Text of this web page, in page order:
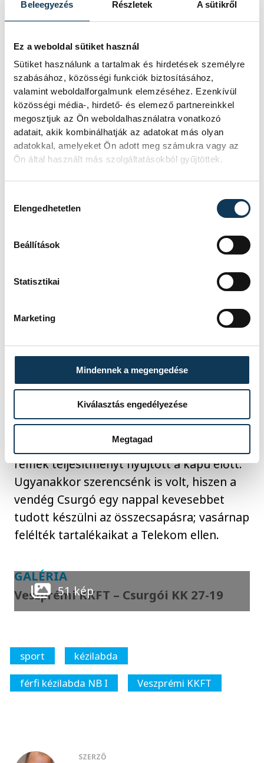
Beleegyezés Részletek A sütikről
Ez a weboldal sütiket használ
Sütiket használunk a tartalmak és hirdetések személyre
szabásához, közösségi funkciók biztosításához,
valamint weboldalforgalmunk elemzéséhez. Ezenkívül
közösségi média-, hirdető- és elemező partnereinkkel
megosztjuk az Ön weboldalhasználatra vonatkozó
adatait, akik kombinálhatják az adatokat más olyan
adatokkal, amelyeket Ön adott meg számukra vagy az
Ön által használt más szolgáltatásokból gyűjtöttek.
Elengedhetetlen
Beállítások
Statisztikai
Marketing
Mindennek a megengedése
Kiválasztás engedélyezése
Megtagad
Csurgói KK:Tatai – Gebhardt,
Krecic 5, Popovic, Borsos 5,
Csere: Füstös (kapus), Vasics,
Szeitl E. 5, Gábor, Ács, Kerkovits
1, Nagy Sz.
Vezetőedző:Alem Toszkics
Hétméteresek: 3/2 ill. 3/0
Kiállítások : 14 ill. 8 perc
Kizárva: Kristóf (60.)
Így értékelt a veszprémiek
a hullámvölgyek hozzátartoznak
képességű riválisokkal egyelőre még
nehezen meccselünk, hiszen
olyankor bennünket is nyom a tét. Ezúttal
azonban felszabadultan játszottunk,
betartva a taktikai utasításokat. A hatos
falunk precízen működött, Borbély
remek teljesítményt nyújtott a kapu előtt.
Ugyanakkor szerencsénk is volt, hiszen a
vendég Csurgó egy nappal kevesebbet
tudott készülni az összecsapásra; vasárnap
felélték tartalékaikat a Telekom ellen.
GALÉRIA
Veszprémi KKFT – Csurgói KK 27-19
51 kép
sport
kézilabda
férfi kézilabda NB I
Veszprémi KKFT
SZERZŐ